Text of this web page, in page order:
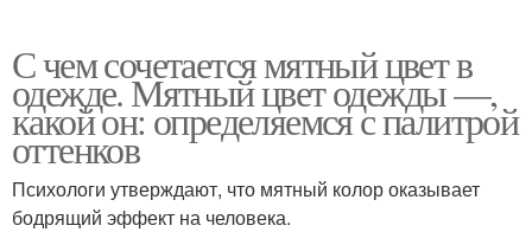
С чем сочетается мятный цвет в
одежде. Мятный цвет одежды —,
какой он: определяемся с палитрой
оттенков
Психологи утверждают, что мятный колор оказывает
бодрящий эффект на человека.